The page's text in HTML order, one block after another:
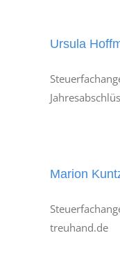
Ursula
Marion
treuhand.de